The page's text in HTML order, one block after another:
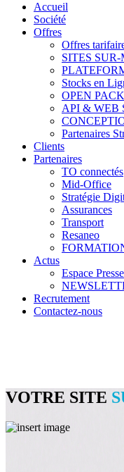
Accueil
Société
Offres
Offres
SITES SUR-
Stocks en
OPEN
API & WEB
Partenaires
Clients
Partenaires
TO connectés
Mid-Office
Stratégie
Assurances
Transport
Resaneo
Actus
Espace Presse
Recrutement
Contactez-nous
VOTRE SITE